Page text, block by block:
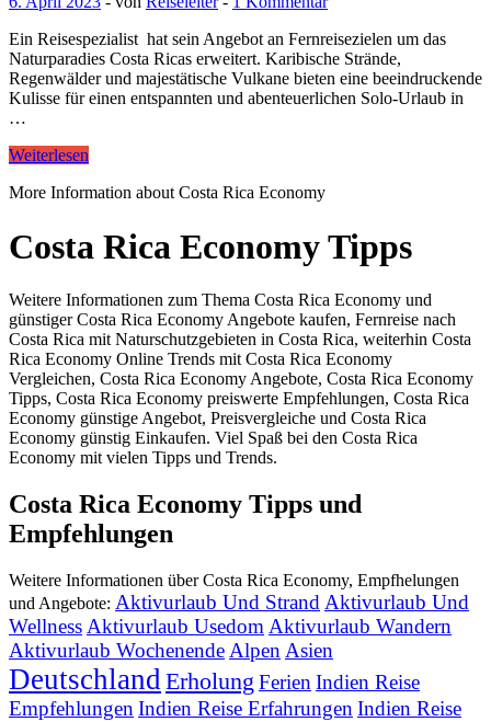
Ein Reisespezialist hat sein Angebot an Fernreisezielen um das
Naturparadies Costa Ricas erweitert. Karibische Strände,
Regenwälder und majestätische Vulkane bieten eine beeindruckende
Kulisse für einen entspannten und abenteuerlichen Solo-Urlaub in
…
Weiterlesen
More Information about Costa Rica Economy
Costa Rica Economy Tipps
Weitere Informationen zum Thema Costa Rica Economy und
günstiger Costa Rica Economy Angebote kaufen, Fernreise nach
Costa Rica mit Naturschutzgebieten in Costa Rica, weiterhin Costa
Rica Economy Online Trends mit Costa Rica Economy
Vergleichen, Costa Rica Economy Angebote, Costa Rica Economy
Tipps, Costa Rica Economy preiswerte Empfehlungen, Costa Rica
Economy günstige Angebot, Preisvergleiche und Costa Rica
Economy günstig Einkaufen. Viel Spaß bei den Costa Rica
Economy mit vielen Tipps und Trends.
Costa Rica Economy Tipps und
Empfehlungen
Weitere Informationen über Costa Rica Economy, Empfhelungen
und Angebote: Aktivurlaub Und Strand Aktivurlaub Und
Wellness Aktivurlaub Usedom Aktivurlaub Wandern
Aktivurlaub Wochenende Alpen Asien
DeutschlandErholung Ferien Indien Reise
Empfehlungen Indien Reise Erfahrungen Indien Reise